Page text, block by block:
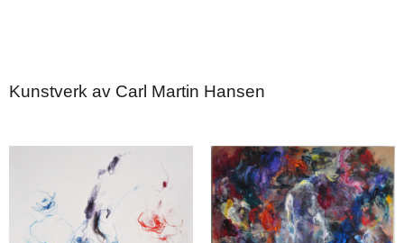
Kunstverk av Carl Martin Hansen